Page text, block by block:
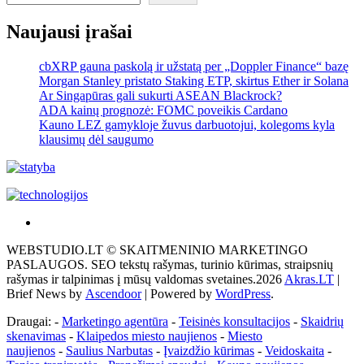
Naujausi įrašai
cbXRP gauna paskolą ir užstatą per „Doppler Finance“ bazę
Morgan Stanley pristato Staking ETP, skirtus Ether ir Solana
Ar Singapūras gali sukurti ASEAN Blackrock?
ADA kainų prognozė: FOMC poveikis Cardano
Kauno LEZ gamykloje žuvus darbuotojui, kolegoms kyla
klausimų dėl saugumo
tai
žemės
ploto
matavimo
Pagrindinis
WEBSTUDIO.LT © SKAITMENINIO MARKETINGO
PASLAUGOS. SEO tekstų rašymas, turinio kūrimas, straipsnių
rašymas ir talpinimas į mūsų valdomas svetaines.2026 Akras.LT |
Brief News by Ascendoor| Powered by WordPress.
Draugai: - Marketingo agentūra - Teisinės konsultacijos - Skaidrių
skenavimas - Klaipedos miesto naujienos - Miesto
naujienos - Saulius Narbutas - Įvaizdžio kūrimas - Veidoskaita -